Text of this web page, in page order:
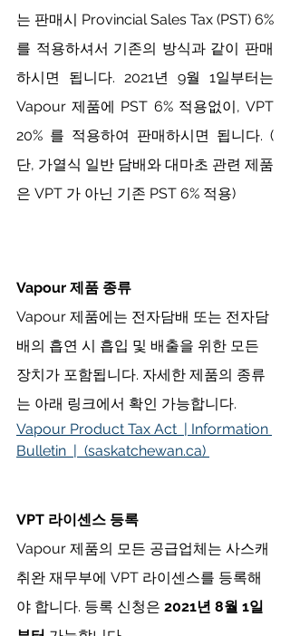
는 판매시 Provincial Sales Tax (PST) 6%
를 적용하셔서 기존의 방식과 같이 판매
하시면 됩니다. 2021년 9월 1일부터는
Vapour 제품에 PST 6% 적용없이, VPT
20% 를 적용하여 판매하시면 됩니다. (
단, 가열식 일반 담배와 대마초 관련 제품
은 VPT 가 아닌 기존 PST 6% 적용)
Vapour 제품 종류
Vapour 제품에는 전자담배 또는 전자담
배의 흡연 시 흡입 및 배출을 위한 모든
장치가 포함됩니다. 자세한 제품의 종류
는 아래 링크에서 확인 가능합니다.
Vapour Product Tax Act  | Information
Bulletin  |  (saskatchewan.ca)
VPT 라이센스 등록
Vapour 제품의 모든 공급업체는 사스캐
취완 재무부에 VPT 라이센스를 등록해
야 합니다. 등록 신청은 2021년 8월 1일